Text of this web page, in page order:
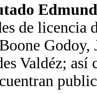
de licencia
Valdéz;